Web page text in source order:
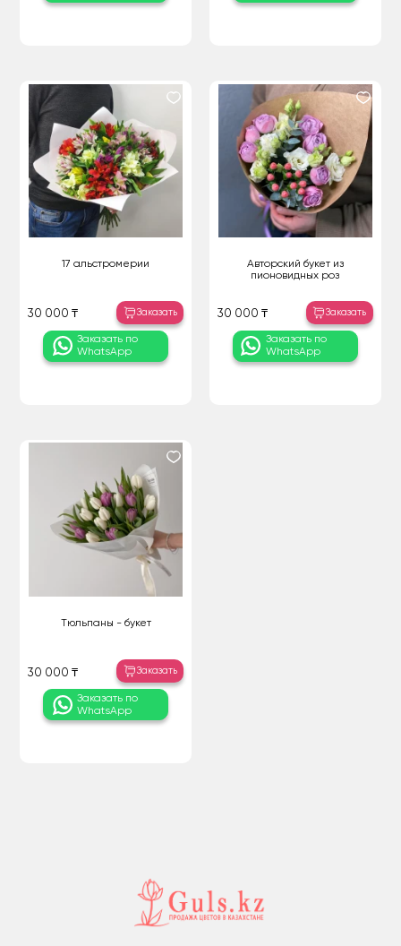
17 альстромерии
30 000 ₸ Заказать
Заказать по
WhatsApp
Авторский букет из
пионовидных роз
30 000 ₸ Заказать
Заказать по
WhatsApp
Тюльпаны - букет
30 000 ₸ Заказать
Заказать по
WhatsApp